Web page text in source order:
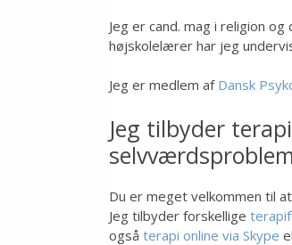
Jeg er cand. mag i religion
højskolelærer har jeg
Jeg er medlem af Dansk
Jeg tilbyder
Du er meget velkommen til at
Jeg tilbyder forskellige
også terapi online via Skype